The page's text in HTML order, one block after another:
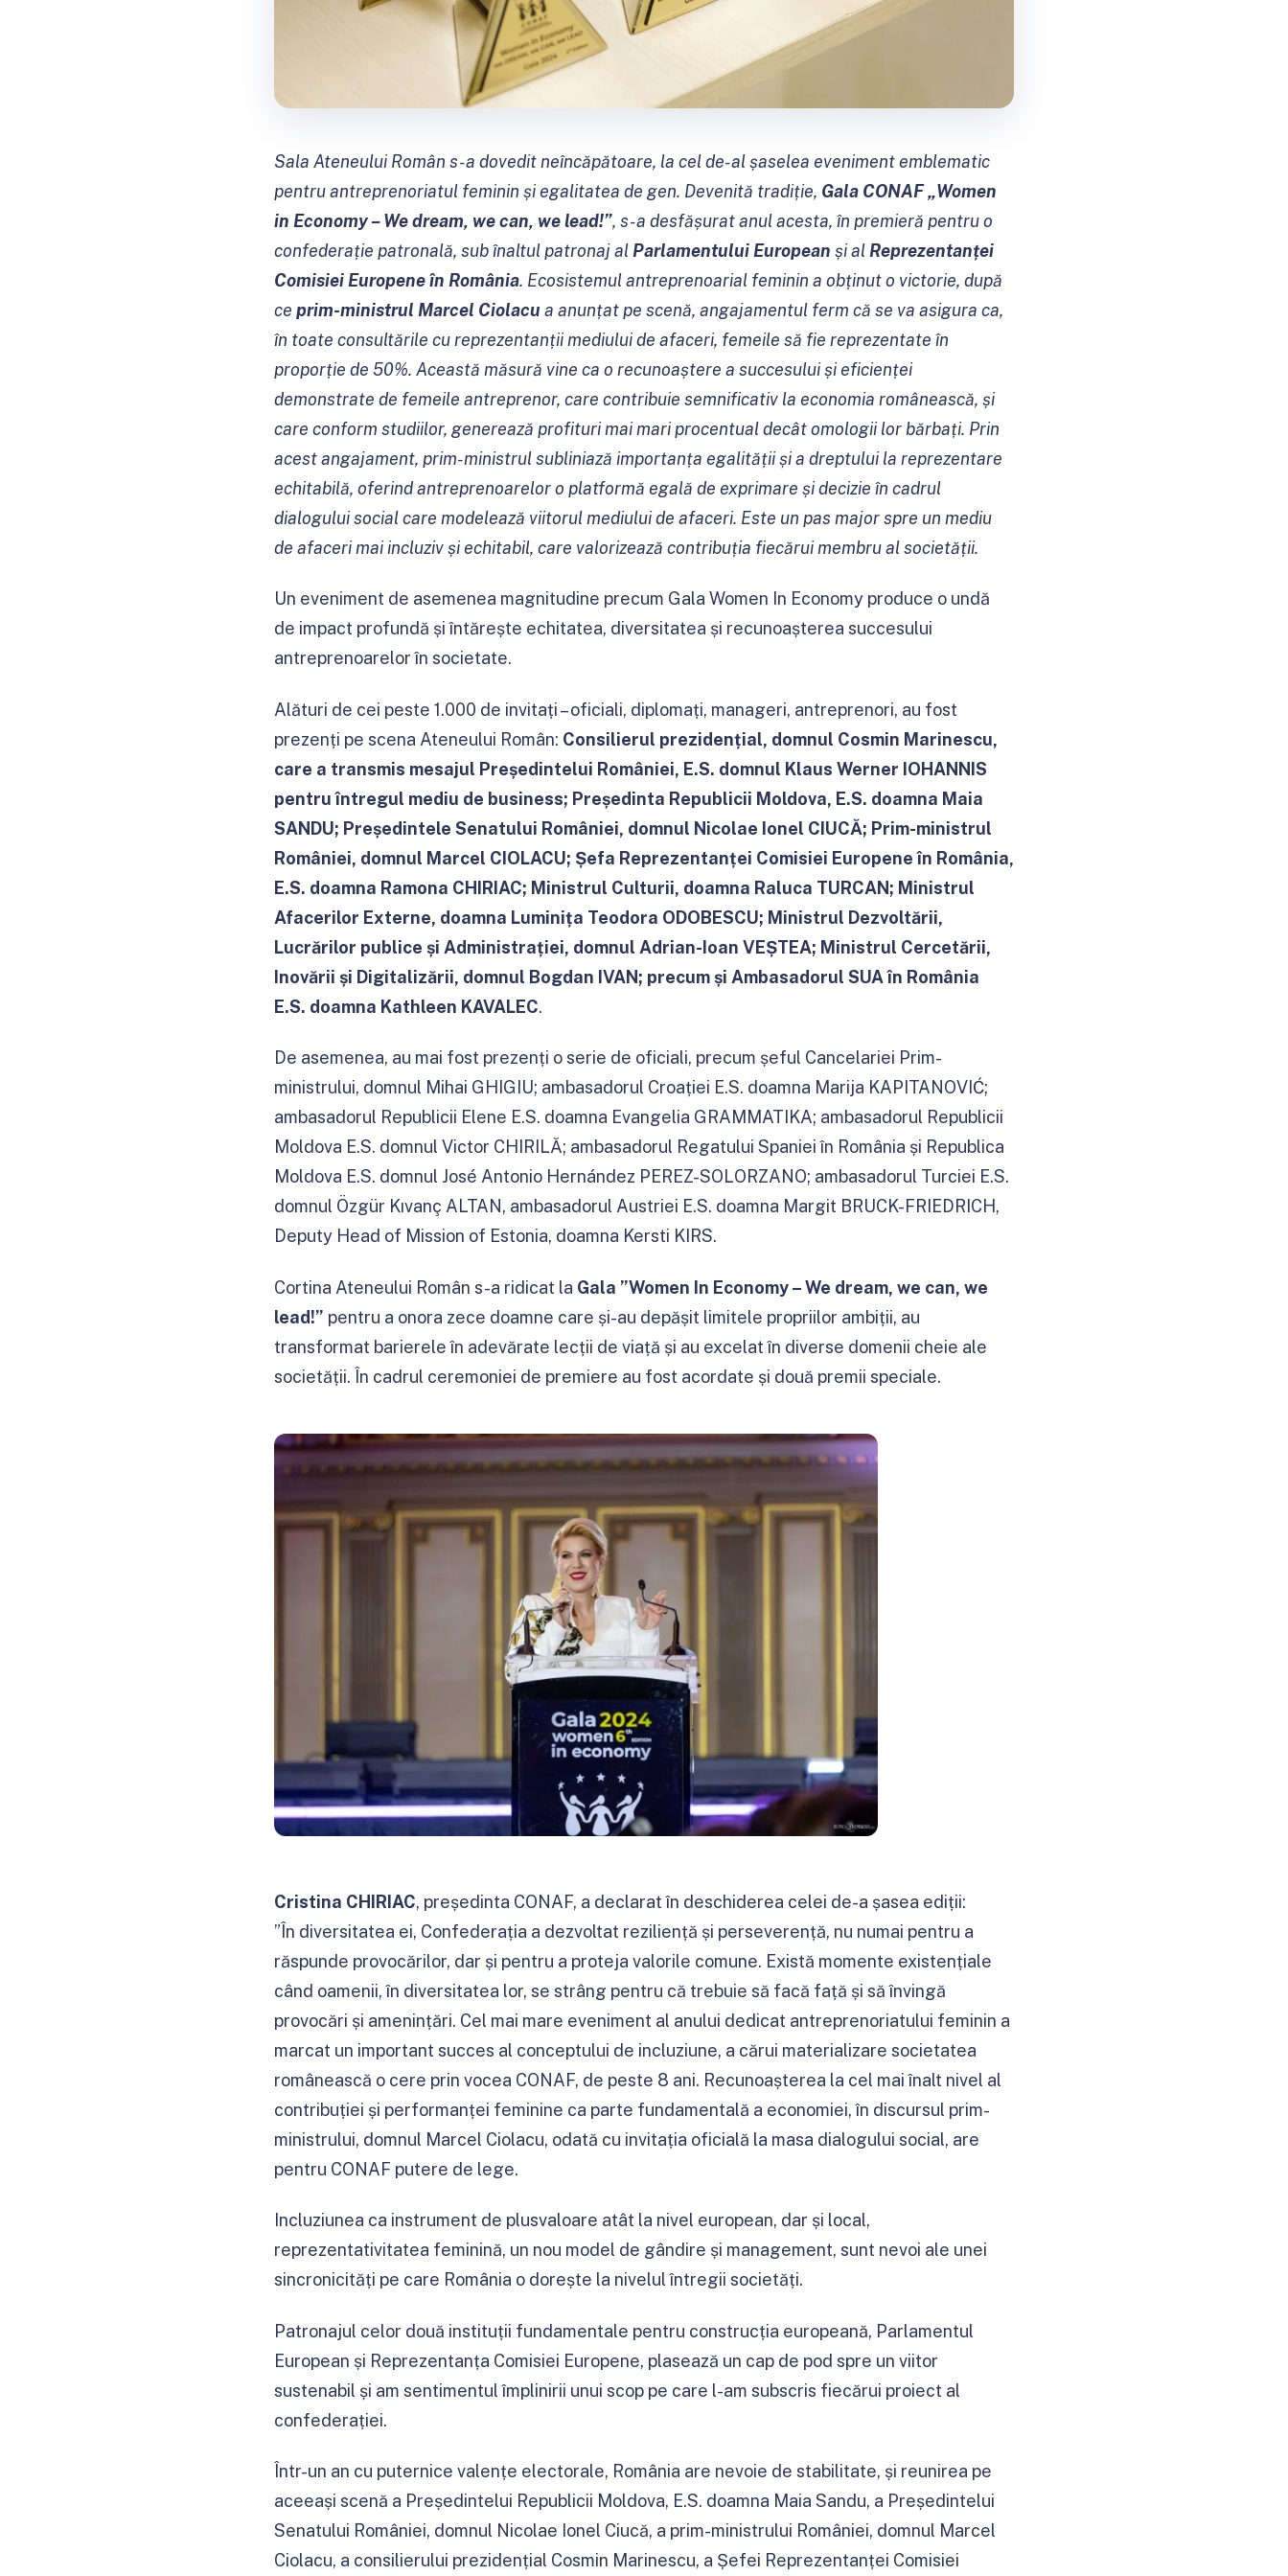
Sala Ateneului Român s-a dovedit neîncăpătoare, la cel de-al șaselea eveniment emblematic
pentru antreprenoriatul feminin și egalitatea de gen. Devenită tradiție, Gala CONAF „Women
in Economy – We dream, we can, we lead!”, s-a desfășurat anul acesta, în premieră pentru o
confederație patronală, sub înaltul patronaj al Parlamentului European și al Reprezentanței
Comisiei Europene în România. Ecosistemul antreprenoarial feminin a obținut o victorie, după
ce prim-ministrul Marcel Ciolacu a anunțat pe scenă, angajamentul ferm că se va asigura ca,
în toate consultările cu reprezentanții mediului de afaceri, femeile să fie reprezentate în
proporție de 50%. Această măsură vine ca o recunoaștere a succesului și eficienței
demonstrate de femeile antreprenor, care contribuie semnificativ la economia românească, și
care conform studiilor, generează profituri mai mari procentual decât omologii lor bărbați. Prin
acest angajament, prim-ministrul subliniază importanța egalității și a dreptului la reprezentare
echitabilă, oferind antreprenoarelor o platformă egală de exprimare și decizie în cadrul
dialogului social care modelează viitorul mediului de afaceri. Este un pas major spre un mediu
de afaceri mai incluziv și echitabil, care valorizează contribuția fiecărui membru al societății.
Un eveniment de asemenea magnitudine precum Gala Women In Economy produce o undă
de impact profundă și întărește echitatea, diversitatea și recunoașterea succesului
antreprenoarelor în societate.
Alături de cei peste 1.000 de invitați – oficiali, diplomați, manageri, antreprenori, au fost
prezenți pe scena Ateneului Român: Consilierul prezidențial, domnul Cosmin Marinescu,
care a transmis mesajul Președintelui României, E.S. domnul Klaus Werner IOHANNIS
pentru întregul mediu de business; Președinta Republicii Moldova, E.S. doamna Maia
SANDU; Președintele Senatului României, domnul Nicolae Ionel CIUCĂ; Prim-ministrul
României, domnul Marcel CIOLACU; Șefa Reprezentanței Comisiei Europene în România,
E.S. doamna Ramona CHIRIAC; Ministrul Culturii, doamna Raluca TURCAN; Ministrul
Afacerilor Externe, doamna Luminița Teodora ODOBESCU; Ministrul Dezvoltării,
Lucrărilor publice și Administrației, domnul Adrian-Ioan VEȘTEA; Ministrul Cercetării,
Inovării și Digitalizării, domnul Bogdan IVAN; precum și Ambasadorul SUA în România
E.S. doamna Kathleen KAVALEC.
De asemenea, au mai fost prezenți o serie de oficiali, precum șeful Cancelariei Prim-
ministrului, domnul Mihai GHIGIU; ambasadorul Croației E.S. doamna Marija KAPITANOVIĆ;
ambasadorul Republicii Elene E.S. doamna Evangelia GRAMMATIKA; ambasadorul Republicii
Moldova E.S. domnul Victor CHIRILĂ; ambasadorul Regatului Spaniei în România și Republica
Moldova E.S. domnul José Antonio Hernández PEREZ-SOLORZANO; ambasadorul Turciei E.S.
domnul Özgür Kıvanç ALTAN, ambasadorul Austriei E.S. doamna Margit BRUCK-FRIEDRICH,
Deputy Head of Mission of Estonia, doamna Kersti KIRS.
Cortina Ateneului Român s-a ridicat la Gala ”Women In Economy – We dream, we can, we
lead!” pentru a onora zece doamne care și-au depășit limitele propriilor ambiții, au
transformat barierele în adevărate lecții de viață și au excelat în diverse domenii cheie ale
societății. În cadrul ceremoniei de premiere au fost acordate și două premii speciale.
Cristina CHIRIAC, președinta CONAF, a declarat în deschiderea celei de-a șasea ediții:
”În diversitatea ei, Confederația a dezvoltat reziliență și perseverență, nu numai pentru a
răspunde provocărilor, dar și pentru a proteja valorile comune. Există momente existențiale
când oamenii, în diversitatea lor, se strâng pentru că trebuie să facă față și să învingă
provocări și amenințări. Cel mai mare eveniment al anului dedicat antreprenoriatului feminin a
marcat un important succes al conceptului de incluziune, a cărui materializare societatea
românească o cere prin vocea CONAF, de peste 8 ani. Recunoașterea la cel mai înalt nivel al
contribuției și performanței feminine ca parte fundamentală a economiei, în discursul prim-
ministrului, domnul Marcel Ciolacu, odată cu invitația oficială la masa dialogului social, are
pentru CONAF putere de lege.
Incluziunea ca instrument de plusvaloare atât la nivel european, dar și local,
reprezentativitatea feminină, un nou model de gândire și management, sunt nevoi ale unei
sincronicități pe care România o dorește la nivelul întregii societăți.
Patronajul celor două instituții fundamentale pentru construcția europeană, Parlamentul
European și Reprezentanța Comisiei Europene, plasează un cap de pod spre un viitor
sustenabil și am sentimentul împlinirii unui scop pe care l-am subscris fiecărui proiect al
confederației.
Într-un an cu puternice valențe electorale, România are nevoie de stabilitate, și reunirea pe
aceeași scenă a Președintelui Republicii Moldova, E.S. doamna Maia Sandu, a Președintelui
Senatului României, domnul Nicolae Ionel Ciucă, a prim-ministrului României, domnul Marcel
Ciolacu, a consilierului prezidențial Cosmin Marinescu, a Șefei Reprezentanței Comisiei